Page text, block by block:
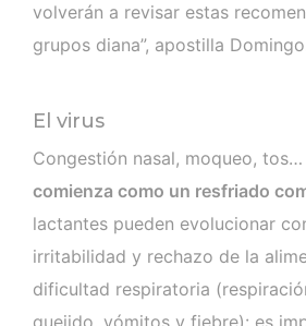
volverán a revisar estas
grupos diana”, apostilla
El virus
Congestión nasal, moqueo, tos…
comienza como un resfriado
lactantes pueden evolucionar
irritabilidad y rechazo de la
dificultad respiratoria
quejido, vómitos y fiebre): es